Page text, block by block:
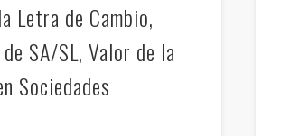
Letra de Cambio,
SA/SL, Valor de la
Sociedades